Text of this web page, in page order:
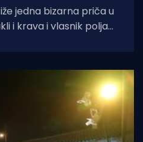
jedna bizarna priča u
i krava i vlasnik polja